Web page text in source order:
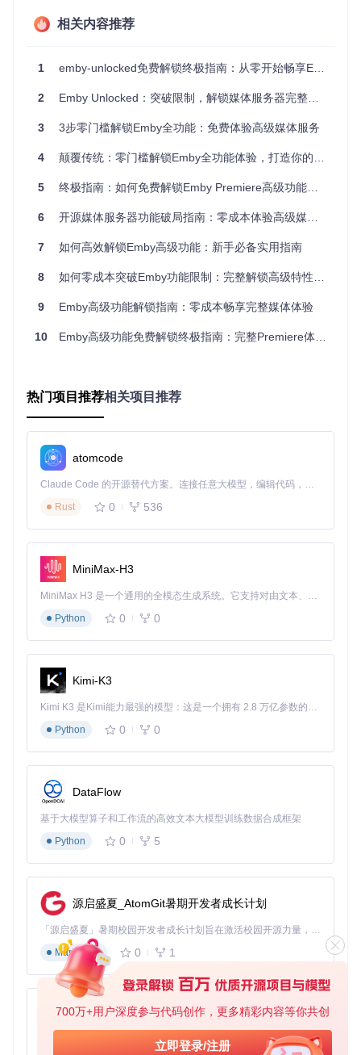
700万+用户深度参与代码创作，更多精彩内容等你共创
立即登录/注册
特别值得一提的是，该方案完全开源，所有修改都透明可见。
用户可以清楚了解每个功能的实现原理，避免了使用闭源破解
技术实现：创新破解方案解析
传统媒体服务器需要连接官方服务器进行授权验证，这也是功
能限制的主要原因。本方案通过替换connectionmanager.js文
件，重构了授权验证流程。
新的验证机制在本地完成，就像给房子换了一把新锁，不再需
了系统响应速度，因为验证过程不再受网络状况影响。
插件安全策略优化
官方系统对第三方插件有严格的签名验证，限制了功能扩展。
项目中的PluginSecurityManager.cs.patch补丁文件，巧妙地
调整了安全检查逻辑。
这相当于给系统安装了一个"智能安检仪"，能够识别并信任更
多安全插件，同时保持对恶意程序的防御能力。这种平衡设计
多场景部署指南
如果你是技术新手，推荐使用Docker部署方式。这种方法就像
使用家电一样简单，只需几个步骤就能完成安装：
首先，将项目代码复制到本地。打开终端，输入命令获取项目
文件。然后进入项目的docker目录，执行构建命令创建镜像。
整个过程大约只需5分钟，不需要专业知识。系统会自动处理
所有依赖和配置，就像使用智能安装向导一样便捷。
进阶用户：手动替换方案
如果你已经安装了官方Emby服务器，可以采用手动替换方
第一步，找到replacements文件夹中的connectionmanager.js
文件，复制到Emby安装目录的对应位置。这个文件就像一把
新钥匙，替换掉原来的授权验证模块。
第二步，应用patches文件夹中的PluginSecurityManager.cs.p
atch补丁。这一步相当于给系统添加新的安全规则，允许更多
最后重启Emby服务，让修改生效。这种方式的好处是可以保
留现有配置，适合对系统有一定了解的用户。
如何判断你的设备是否支持硬件加速？可以在系统设置中查看
硬件信息，或使用专业工具检测GPU是否支持视频编码加速。
大多数2017年后生产的CPU和GPU都具备这一功能。
风险规避与合规指南
法律风险防范
使用开源工具时，首先要了解并遵守软件许可协议。本项目的
LICENSE文件详细说明了使用范围和限制，建议在使用前仔细
将工具用于个人学习和研究是合法的，但不要将修改后的系统
用于商业用途。这就像使用开源软件一样，合理使用才能既保
护自己，又尊重开发者的劳动成果。
相关内容推荐
1 emby-unlocked免费解锁终极指南：从零开始畅享Emby高级媒体体验
2 Emby Unlocked：突破限制，解锁媒体服务器完整潜能
3 3步零门槛解锁Emby全功能：免费体验高级媒体服务
4 颠覆传统：零门槛解锁Emby全功能体验，打造你的专属媒体中心
5 终极指南：如何免费解锁Emby Premiere高级功能完整教程
6 开源媒体服务器功能破局指南：零成本体验高级媒体服务
7 如何高效解锁Emby高级功能：新手必备实用指南
8 如何零成本突破Emby功能限制：完整解锁高级特性完全指南
9 Emby高级功能解锁指南：零成本畅享完整媒体体验
10 Emby高级功能免费解锁终极指南：完整Premiere体验一键获取
热门项目推荐相关项目推荐
atomcode
Claude Code 的开源替代方案。连接任意大模型，编辑代码，运行命令，自动验证 — 全自动执行。用 Rust 构建，极致性能。 ｜ An open-source alternative to Claude Code. Connect any LLM, edit code, run commands, and verify changes — autonomously. Built in Rust for speed. Get Started
Rust
0 536
MiniMax-H3
MiniMax H3 是一个通用的全模态生成系统。它支持对由文本、图像、视频和音频组成的多模态上下文进行统一理解，并能生成分辨率高达 2K、时长可达 15 秒的带原生立体声音频的视频。得益于面向任务泛化的系统设计，H3 在预训练阶段就已具备广泛的多模态上下文理解与生成能力，能够出色地执行复杂的多模态指令。
Python
0 0
Kimi-K3
Kimi K3 是Kimi能力最强的模型：这是一个拥有 2.8 万亿参数的混合专家（MoE）模型，具备原生视觉理解能力，并支持 100 万 token 的上下文窗口。
Python
0 0
DataFlow
基于大模型算子和工作流的高效文本大模型训练数据合成框架
Python
0 5
源启盛夏_AtomGit暑期开发者成长计划
「源启盛夏」暑期校园开发者成长计划旨在激活校园开源力量，通过积分激励、认证扶持、资源倾斜等形式，引导高校组织和开发者完成「入驻 — 建项目 — 做贡献 — 获认证 — 得资源」的完整闭环。无论你是想带领社团入驻平台的组织者，还是希望用代码贡献证明自己的开发者，都能在这里找到属于你的成长路径。
Markdown
0 1
py-xiaozhi
基于Python的Xiaozhi AI，适用于想要完整Xiaozhi体验而无需拥有专用硬件的用户。